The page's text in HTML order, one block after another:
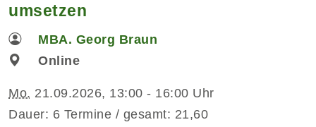
umsetzen
MBA. Georg Braun
Online
Mo. 21.09.2026, 13:00 - 16:00 Uhr
Dauer: 6 Termine / gesamt: 21,60